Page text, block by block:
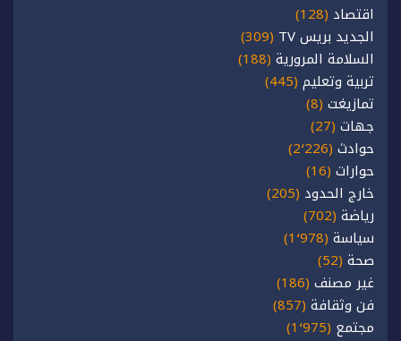
اقتصاد (128)
الجديد بريس TV
(309)
السلامة المرورية (188)
تربية وتعليم (445)
تمازيغت (8)
جهات (27)
حوادث (2٬226)
حوارات (16)
خارج الحدود (205)
رياضة (702)
سياسة (1٬978)
صحة (52)
غير مصنف (186)
فن وثقافة (857)
مجتمع (1٬975)